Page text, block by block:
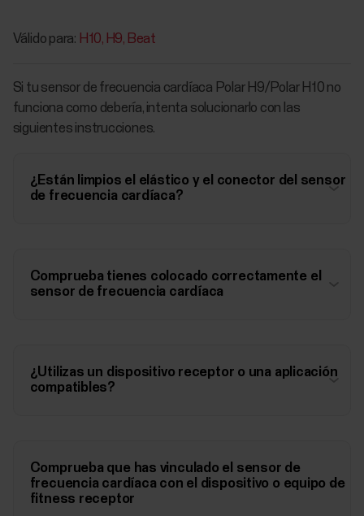
Válido para: H10 H9 Beat
Si tu sensor de frecuencia cardíaca Polar H9/Polar H10 no
funciona como debería, intenta solucionarlo con las
siguientes instrucciones.
¿Están limpios el elástico y el conector del sensor
de frecuencia cardíaca?
Comprueba tienes colocado correctamente el
sensor de frecuencia cardíaca
¿Utilizas un dispositivo receptor o una aplicación
compatibles?
Comprueba que has vinculado el sensor de
frecuencia cardíaca con el dispositivo o equipo de
fitness receptor